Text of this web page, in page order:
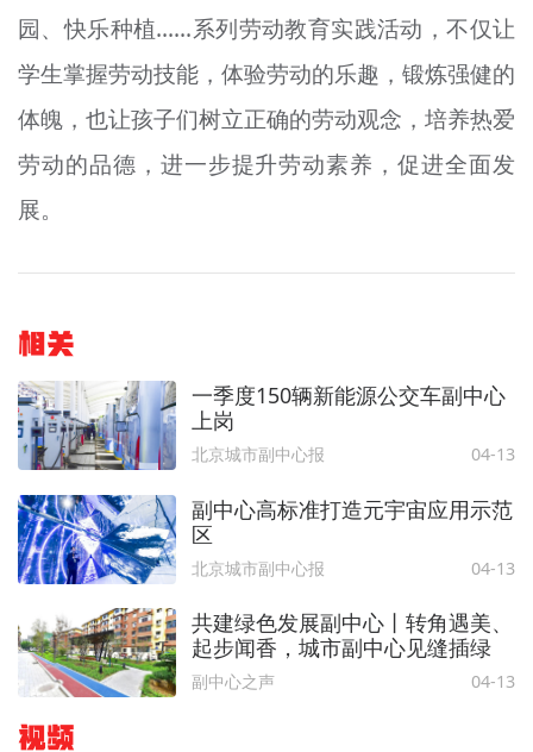
园、快乐种植……系列劳动教育实践活动，不仅让
学生掌握劳动技能，体验劳动的乐趣，锻炼强健的
体魄，也让孩子们树立正确的劳动观念，培养热爱
劳动的品德，进一步提升劳动素养，促进全面发
展。
相关
一季度150辆新能源公交车副中心
上岗
北京城市副中心报 04-13
副中心高标准打造元宇宙应用示范
区
北京城市副中心报 04-13
共建绿色发展副中心丨转角遇美、
起步闻香，城市副中心见缝插绿
副中心之声 04-13
视频